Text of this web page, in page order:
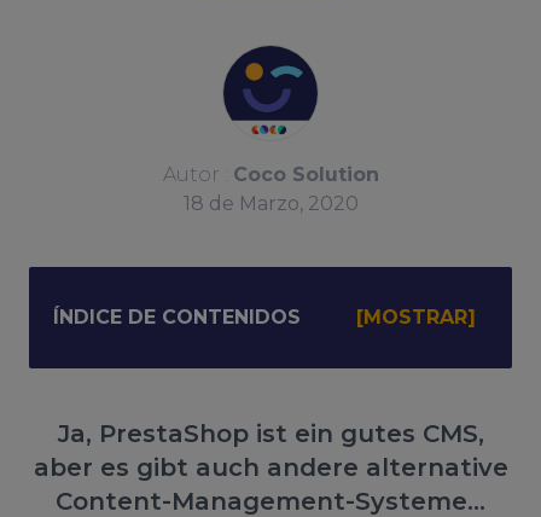
Autor : Coco Solution
18 de Marzo, 2020
ÍNDICE DE CONTENIDOS
Ja, PrestaShop ist ein gutes CMS,
aber es gibt auch andere alternative
Content-Management-Systeme...